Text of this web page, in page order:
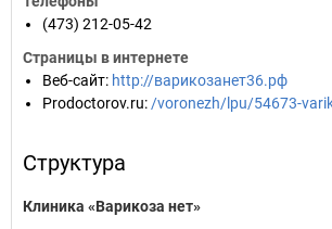
(473) 212-05-42
Страницы в интернете
Веб-сайт: http://варикозанет36.рф
Prodoctorov.ru: /voronezh/lpu/54673-
Структура
Клиника «Варикоза нет»